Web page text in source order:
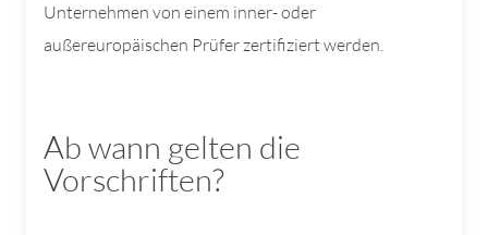
Unternehmen von einem inner- oder
außereuropäischen Prüfer zertifiziert werden.
Ab wann gelten die
Vorschriften?